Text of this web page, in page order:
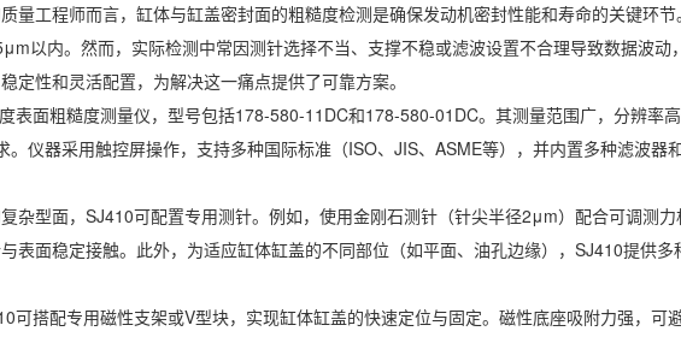
量工程师而言，缸体与缸盖密封面的粗糙度检测是确保发动机密封性能和寿命的关键环
以内。然而，实际检测中常因测针选择不当、支撑不稳或滤波设置不合理导致数据波动
定性和灵活配置，为解决这一痛点提供了可靠方案。
表面粗糙度测量仪，型号包括178-580-11DC和178-580-01DC。其测量范围广，分辨率
仪器采用触控屏操作，支持多种国际标准（ISO、JIS、ASME等），并内置多种滤波器
杂型面，SJ410可配置专用测针。例如，使用金刚石测针（针尖半径2μm）配合可调测
表面稳定接触。此外，为适应缸体缸盖的不同部位（如平面、油孔边缘），SJ410提供
可搭配专用磁性支架或V型块，实现缸体缸盖的快速定位与固定。磁性底座吸附力强，可